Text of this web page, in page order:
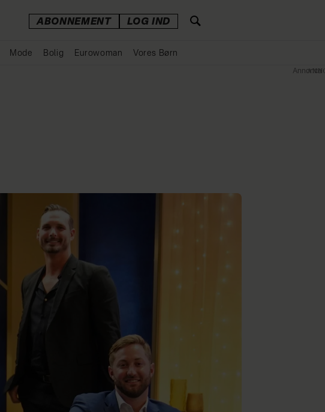
ABONNEMENT LOG IND
Mode Bolig Eurowoman Vores Børn
Annonce